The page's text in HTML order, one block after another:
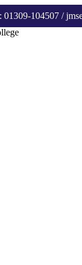
01309-104507 /